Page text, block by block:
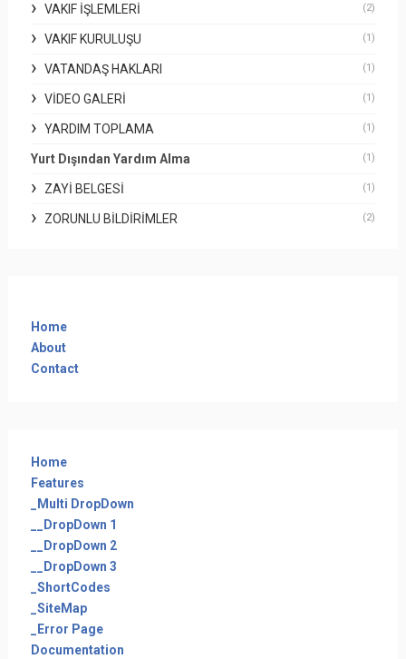
VAKIF İŞLEMLERI (2)
VAKIF KURULUŞU (1)
VATANDAŞ HAKLARI (1)
VIDEO GALERI (1)
YARDIM TOPLAMA (1)
Yurt Dışından Yardım Alma (1)
ZAYI BELGESI (1)
ZORUNLU BILDIRIMLER (2)
Home
About
Contact
Home
Features
_Multi DropDown
__DropDown 1
__DropDown 2
__DropDown 3
_ShortCodes
_SiteMap
_Error Page
Documentation